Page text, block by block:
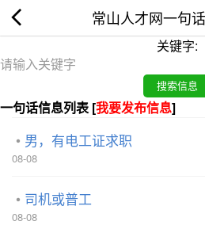
常山人才网一句
关键字:
一句话信息列表 [我要发布信息]
男，有电工证求职
08-08
司机或普工
08-08